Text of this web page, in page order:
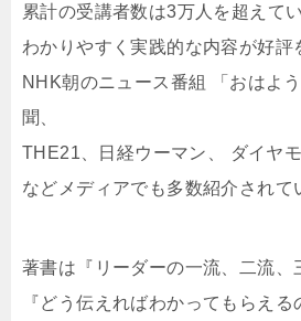
累計の受講者数は3万人を超えてい
わかりやすく実践的な内容が好評
NHK朝のニュース番組 「おはよ
聞、
THE21、日経ウーマン、 ダイヤ
などメディアでも多数紹介されて
著書は『リーダーの一流、二流、
『どう伝えればわかってもらえ